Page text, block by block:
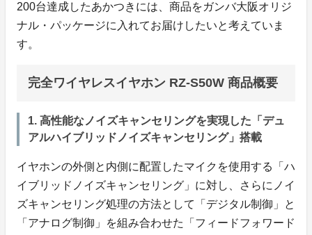
200台達成したあかつきには、商品をガンバ大阪オリジ
ナル・パッケージに入れてお届けしたいと考えていま
す。
完全ワイヤレスイヤホン RZ-S50W 商品概要
1. 高性能なノイズキャンセリングを実現した「デュ
アルハイブリッドノイズキャンセリング」搭載
イヤホンの外側と内側に配置したマイクを使用する「ハ
イブリッドノイズキャンセリング」に対し、さらにノイ
ズキャンセリング処理の方法として「デジタル制御」と
「アナログ制御」を組み合わせた「フィードフォワード